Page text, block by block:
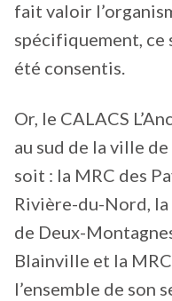
fait valoir
spécifiquement,
été consentis.
Or, le CALACS
au sud de la ville
soit : la MRC des
Rivière-du-Nord,
de Deux-
Blainville et la
l’ensemble de son